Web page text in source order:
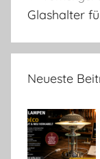
Glashalter
Neueste